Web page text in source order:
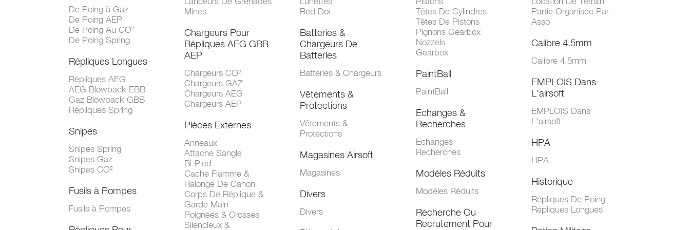
De Poing à Gaz
De Poing AEP
De Poing Au CO²
De Poing Spring
Répliques Longues
Répliques AEG
AEG Blowback EBB
Gaz Blowback GBB
Répliques Spring
Snipes
Snipes Spring
Snipes Gaz
Snipes CO²
Fusils à Pompes
Fusils à Pompes
Mines
Chargeurs Pour
Répliques AEG GBB
AEP
Chargeurs CO²
Chargeurs GAZ
Chargeurs AEG
Chargeurs AEP
Pièces Externes
Anneaux
Attache Sangle
Bi-Pied
Cache Flamme &
Ralonge De Canon
Corps De Réplique &
Garde Main
Poignées & Crosses
Silencieux &
Red Dot
Batteries &
Chargeurs De
Batteries
Batteries & Chargeurs
Vêtements &
Protections
Vêtements &
Protections
Magasines Airsoft
Magasines
Divers
Divers
Têtes De Cylindres
Têtes De Pistons
Pignons Gearbox
Nozzels
Gearbox
PaintBall
PaintBall
Echanges &
Recherches
Echanges
Recherches
Modèles Réduits
Modèles Réduits
Recherche Ou
Recrutement Pour
Partie Organisée Par
Asso
Calibre 4.5mm
Calibre 4.5mm
EMPLOIS Dans
L'airsoft
EMPLOIS Dans
L'airsoft
HPA
HPA
Historique
Répliques De Poing
Répliques Longues